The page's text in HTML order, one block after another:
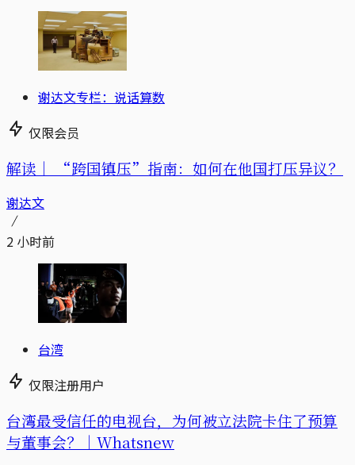
谢达文专栏：说话算数
仅限会员
解读｜ “跨国镇压”指南：如何在他国打压异议？
谢达文
2 小时前
台湾
仅限注册用户
台湾最受信任的电视台，为何被立法院卡住了预算
与董事会？｜Whatsnew